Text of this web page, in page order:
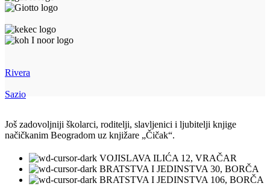
Rivera
Sazio
Još zadovoljniji školarci, roditelji, slavljenici i ljubitelji knjige
načičkanim Beogradom uz knjižare „Čičak“.
VOJISLAVA ILIĆA 12, VRAČAR
BRATSTVA I JEDINSTVA 30, BORČA
BRATSTVA I JEDINSTVA 106, BORČA